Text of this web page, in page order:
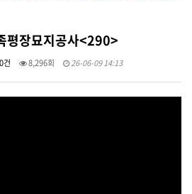
평장묘지공사<290>
0건 8,296회 26-06-09 14:13